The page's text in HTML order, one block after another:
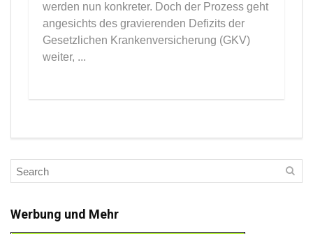
werden nun konkreter. Doch der Prozess geht
angesichts des gravierenden Defizits der
Gesetzlichen Krankenversicherung (GKV)
weiter, ...
Werbung und Mehr